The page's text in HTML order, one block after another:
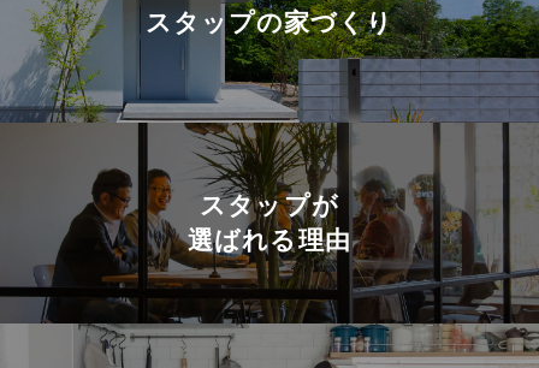
スタップの家づくり
スタップが
選ばれる理由